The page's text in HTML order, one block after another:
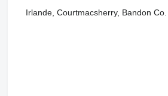
Irlande, Courtmacsherry, Bandon